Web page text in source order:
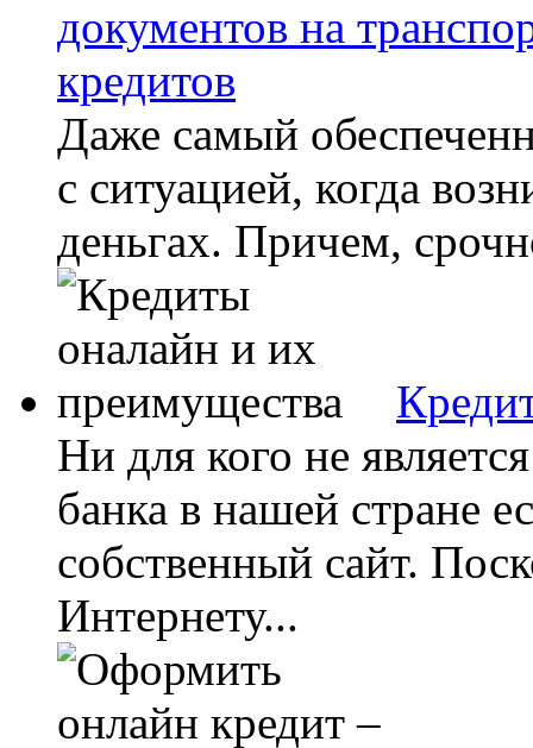
документов на
кредитов
Даже самый
с ситуацией, когда
деньгах. Причем,
Ни для кого не
банка в нашей стране
собственный сайт.
Интернету...